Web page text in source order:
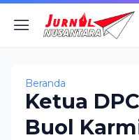
Beranda
Ketua
Buol